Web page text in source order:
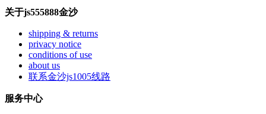
关于js555888金沙
shipping & returns
privacy notice
conditions of use
about us
联系金沙js1005线路
服务中心